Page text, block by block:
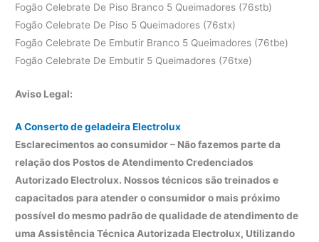
Fogão Celebrate De Piso Branco 5 Queimadores (76stb)
Fogão Celebrate De Piso 5 Queimadores (76stx)
Fogão Celebrate De Embutir Branco 5 Queimadores (76tbe)
Fogão Celebrate De Embutir 5 Queimadores (76txe)
Aviso Legal:
A Conserto de geladeira Electrolux
Esclarecimentos ao consumidor – Não fazemos parte da
relação dos Postos de Atendimento Credenciados
Autorizado Electrolux. Nossos técnicos são treinados e
capacitados para atender o consumidor o mais próximo
possível do mesmo padrão de qualidade de atendimento de
uma Assistência Técnica Autorizada Electrolux, Utilizando